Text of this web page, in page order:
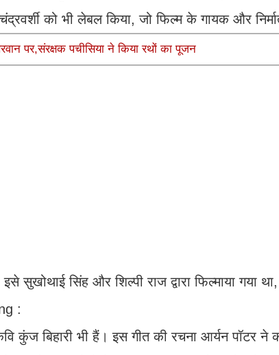
को भी लेबल किया, जो फिल्म के गायक और
पर,संरक्षक पचीसिया ने किया रथों का पूजन
सिंह और शिल्पी राज द्वारा फिल्माया गया
:
कुंज बिहारी भी हैं। इस गीत की रचना आर्यन पॉटर ने